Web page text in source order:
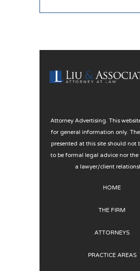
Attorney Advertising. This
for general information only.
presented at this site should not
to be formal legal advice nor
a lawyer/client
HOME
THE FIRM
ATTORNEYS
PRACTICE AREAS